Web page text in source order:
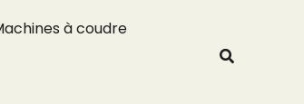
à coudre